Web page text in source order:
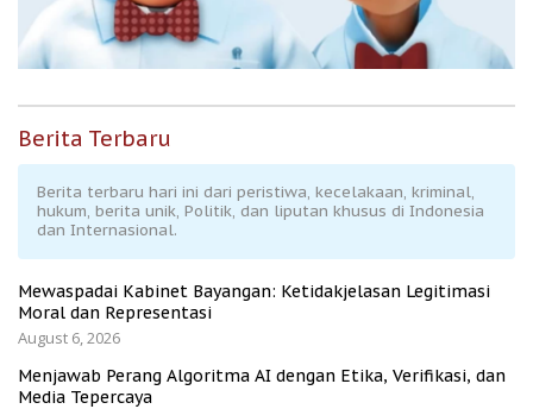
Berita Terbaru
Berita terbaru hari ini dari peristiwa, kecelakaan, kriminal,
hukum, berita unik, Politik, dan liputan khusus di Indonesia
dan Internasional.
Mewaspadai Kabinet Bayangan: Ketidakjelasan Legitimasi
Moral dan Representasi
August 6, 2026
Menjawab Perang Algoritma AI dengan Etika, Verifikasi, dan
Media Tepercaya